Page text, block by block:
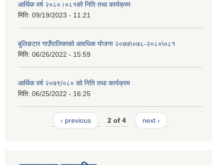
आर्थिक वर्ष २०८०।०८१को निति तथा कार्यक्रम
मिति: 09/19/2023 - 11:21
बुलिङटार गाउँपालिकाको आवधिक योजना २०७७\०७८-२०८०\०८१
मिति: 06/26/2022 - 15:59
आर्थिक वर्ष २०७९/०८० को निति तथा कार्यक्रम
मिति: 06/25/2022 - 16:25
‹ previous 2 of 4 next ›